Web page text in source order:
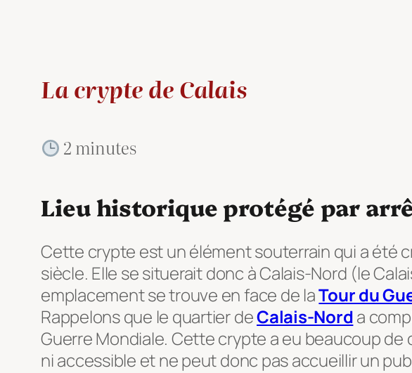
La crypte de Calais
2 minutes
Lieu historique protégé par
Cette crypte est un élément souterrain qui a été
siècle. Elle se situerait donc à Calais-Nord (le
emplacement se trouve en face de laTour du
Rappelons que le quartier deCalais-Norda
Guerre Mondiale. Cette crypte a eu beaucoup de
ni accessible et ne peut donc pas accueillir un